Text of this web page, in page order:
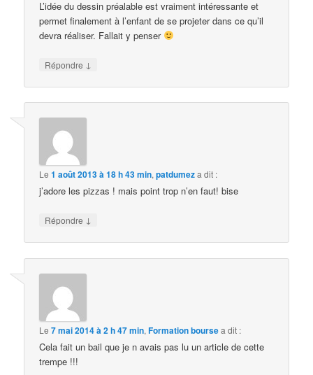
L’idée du dessin préalable est vraiment intéressante et
permet finalement à l’enfant de se projeter dans ce qu’il
devra réaliser. Fallait y penser
Répondre ↓
Le1 août 2013 à 18 h 43 min,patdumeza dit :
j’adore les pizzas ! mais point trop n’en faut! bise
Répondre ↓
Le7 mai 2014 à 2 h 47 min,Formation boursea dit :
Cela fait un bail que je n avais pas lu un article de cette
trempe !!!